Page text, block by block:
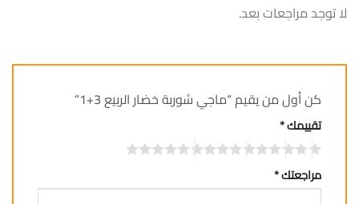
لا توجد مراجعات بعد.
كن أول من يقيم “ماجي شوربة خضار الربيع 3+1”
تقييمك*
مراجعتك*